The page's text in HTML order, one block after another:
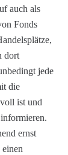
auch als
Fonds
dort
jede
die
ist und
ernst